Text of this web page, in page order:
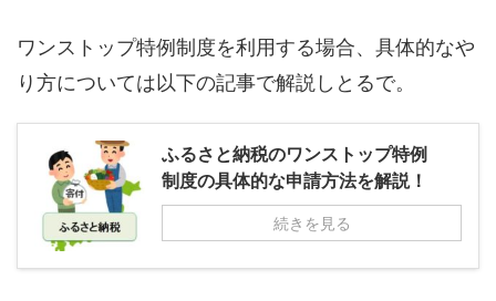
ワンストップ特例制度を利用する場合、具体的なや
り方については以下の記事で解説しとるで。
ふるさと納税のワンストップ特例
制度の具体的な申請方法を解説！
続きを見る